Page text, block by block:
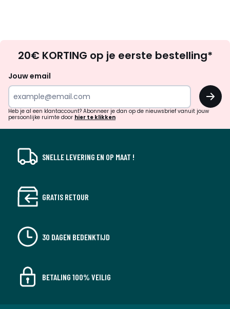
zoek
inspiratie
verrassingen?
20€ KORTING op je eerste bestelling*
Jouw email
OK
Heb je al een klantaccount? Abonneer je dan op de nieuwsbrief vanuit jouw
persoonlijke ruimte door hier te klikken
SNELLE LEVERING EN OP MAAT !
GRATIS RETOUR
30 DAGEN BEDENKTIJD
BETALING 100% VEILIG